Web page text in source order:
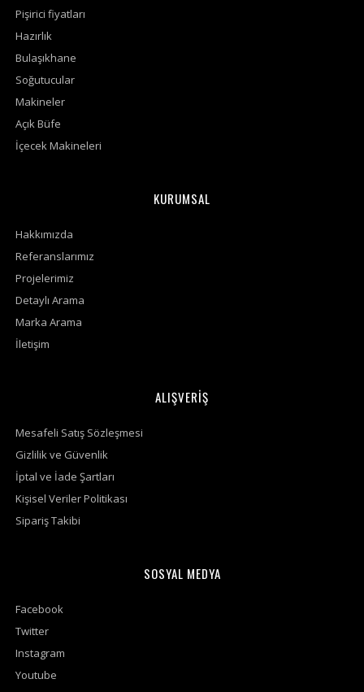
Pişirici fiyatları
Hazırlık
Bulaşıkhane
Soğutucular
Makineler
Açık Büfe
İçecek Makineleri
KURUMSAL
Hakkımızda
Referanslarımız
Projelerimiz
Detaylı Arama
Marka Arama
İletişim
ALIŞVERİŞ
Mesafeli Satış Sözleşmesi
Gizlilik ve Güvenlik
İptal ve İade Şartları
Kişisel Veriler Politikası
Sipariş Takibi
SOSYAL MEDYA
Facebook
Twitter
Instagram
Youtube